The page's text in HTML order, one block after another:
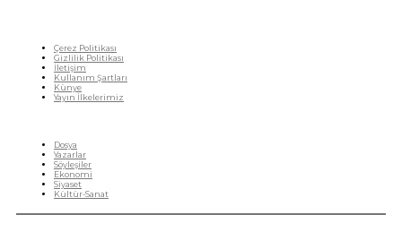
Çerez Politikası
Gizlilik Politikası
İletişim
Kullanım Şartları
Künye
Yayın İlkelerimiz
Dosya
Yazarlar
Söyleşiler
Ekonomi
Siyaset
Kültür-Sanat